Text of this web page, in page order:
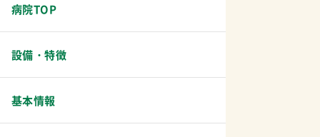
病院TOP
設備・特徴
基本情報